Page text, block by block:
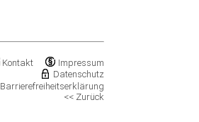
Impressum
Kontakt
Datenschutz
Barrierefreiheitserklärung
<< Zurück